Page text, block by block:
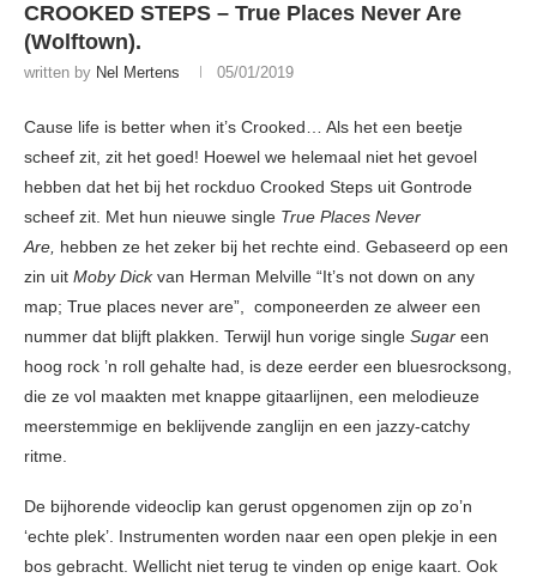
CROOKED STEPS – True Places Never Are
(Wolftown).
written by Nel Mertens 05/01/2019
Cause life is better when it’s Crooked… Als het een beetje
scheef zit, zit het goed! Hoewel we helemaal niet het gevoel
hebben dat het bij het rockduo Crooked Steps uit Gontrode
scheef zit. Met hun nieuwe single True Places Never
Are, hebben ze het zeker bij het rechte eind. Gebaseerd op een
zin uit Moby Dickvan Herman Melville “It’s not down on any
map; True places never are”, componeerden ze alweer een
nummer dat blijft plakken. Terwijl hun vorige single Sugar een
hoog rock ’n roll gehalte had, is deze eerder een bluesrocksong,
die ze vol maakten met knappe gitaarlijnen, een melodieuze
meerstemmige en beklijvende zanglijn en een jazzy-catchy
ritme.
De bijhorende videoclip kan gerust opgenomen zijn op zo’n
‘echte plek’. Instrumenten worden naar een open plekje in een
bos gebracht. Wellicht niet terug te vinden op enige kaart. Ook